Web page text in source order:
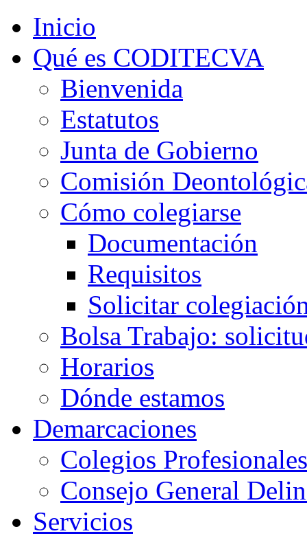
Inicio
Qué es CODITECVA
Bienvenida
Estatutos
Junta de Gobierno
Comisión
Cómo colegiarse
Documentación
Requisitos
Solicitar
Bolsa Trabajo:
Horarios
Dónde estamos
Demarcaciones
Colegios Profesionales
Consejo General
Servicios